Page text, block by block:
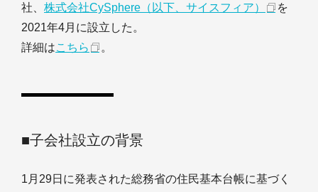
社、 株式会社CySphere（以下、サイスフィア）
を
2021年4月に設立した。
詳細はこちら 。
■子会社設立の背景
1月29日に発表された総務省の住民基本台帳に基づく